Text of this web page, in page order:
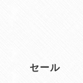
セール